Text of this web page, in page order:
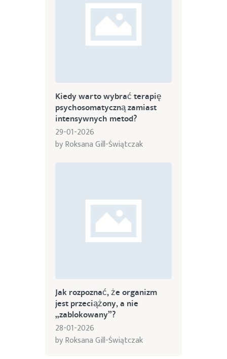
Kiedy warto wybrać terapię
psychosomatyczną zamiast
intensywnych metod?
29-01-2026
byRoksana Gill-Świątczak
Jak rozpoznać, że organizm
jest przeciążony, a nie
„zablokowany”?
28-01-2026
byRoksana Gill-Świątczak